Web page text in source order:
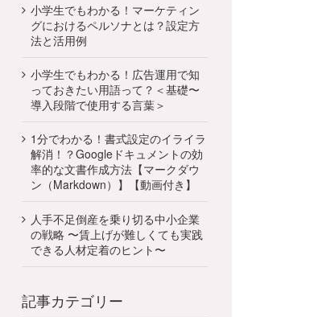
小学生でもわかる！マーケティン
グにおけるペルソナとは？設定方
法と活用例
小学生でもわかる！広告運用で知
っておきたい用語って？＜基礎〜
導入段階で使用する言葉＞
1分でわかる！書式設定のイライラ
解消！？Googleドキュメントの効
率的な文書作成方法【マークダウ
ン（Markdown）】【動画付き】
人手不足倒産を乗り切る中小企業
の戦略 〜賃上げが難しくても実践
できる人材定着のヒント〜
記事カテゴリー